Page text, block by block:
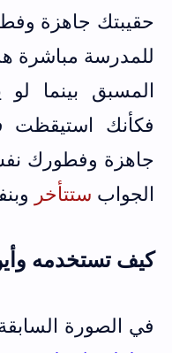
حقيبتك جاهزة
للمدرسة مباشرة
المسبق بينما
فكأنك استيقظت
جاهزة وفطورك
الجواب ستتأخر
كيف تستخدمه
في الصورة